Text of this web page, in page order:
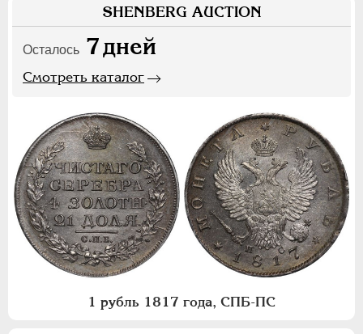
SHENBERG AUCTION
Осталось 7дней
Смотреть каталог
1 рубль 1817 года, СПБ-ПС